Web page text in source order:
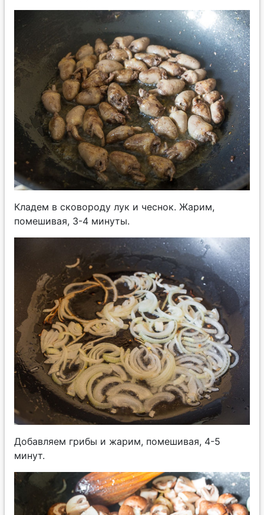
Кладем в сковороду лук и чеснок. Жарим,
помешивая, 3-4 минуты.
Добавляем грибы и жарим, помешивая, 4-5
минут.